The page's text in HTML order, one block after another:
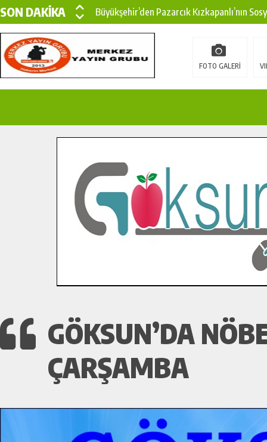
SON DAKİKA
Büyükşehir’den Pazarcık Kızkapanlı’nın
Büyükşehir’den Pazarcık Kırsalına Modern
Çin’den KSÜ’ye Uluslararası Başarı:
İlçe Jandarma Komutanı Karakaya’dan
Bertiz’in Yeni Köprüsünde Sona Doğru.
FOTO GALERİ
GÖKSUN’DA
ÇARŞAMBA